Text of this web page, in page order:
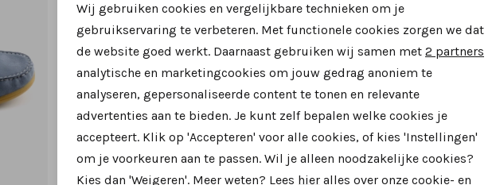
Analytische cookies Marketing cookies
Wij gebruiken cookies en vergelijkbare technieken om je
gebruikservaring te verbeteren. Met functionele cookies zorgen we dat
de website goed werkt. Daarnaast gebruiken wij samen met 2 partners
analytische en marketingcookies om jouw gedrag anoniem te
analyseren, gepersonaliseerde content te tonen en relevante
advertenties aan te bieden. Je kunt zelf bepalen welke cookies je
accepteert. Klik op 'Accepteren' voor alle cookies, of kies 'Instellingen'
om je voorkeuren aan te passen. Wil je alleen noodzakelijke cookies?
Kies dan 'Weigeren'. Meer weten? Lees hier alles over onze cookie- en